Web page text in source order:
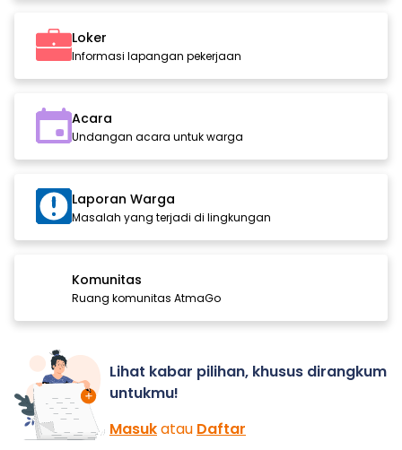
Loker
Informasi lapangan pekerjaan
Acara
Undangan acara untuk warga
Laporan Warga
Masalah yang terjadi di lingkungan
Komunitas
Ruang komunitas AtmaGo
Lihat kabar pilihan, khusus dirangkum
untukmu!
Masukatau Daftar